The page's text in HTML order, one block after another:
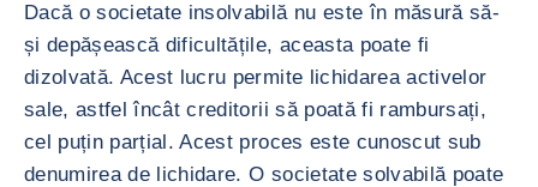
Dacă o societate insolvabilă nu este în măsură să-
și depășească dificultățile, aceasta poate fi
dizolvată. Acest lucru permite lichidarea activelor
sale, astfel încât creditorii să poată fi rambursați,
cel puțin parțial. Acest proces este cunoscut sub
denumirea de lichidare. O societate solvabilă poate